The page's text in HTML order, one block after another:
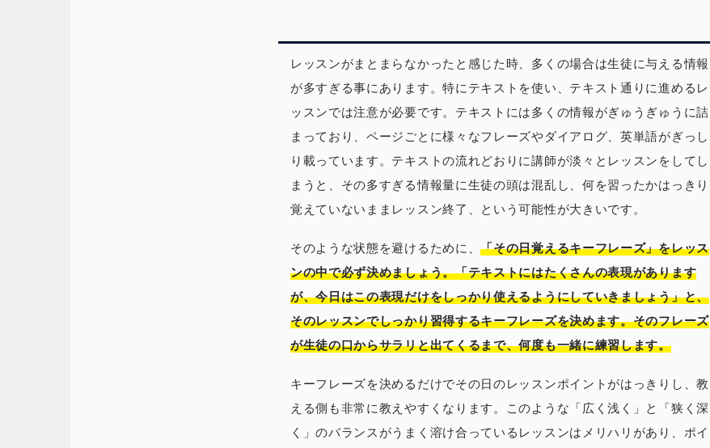
レッスンがまとまらなかったと感じた時、多くの場合は生徒に与える情報
が多すぎる事にあります。特にテキストを使い、テキスト通りに進めるレ
ッスンでは注意が必要です。テキストには多くの情報がぎゅうぎゅうに詰
まっており、ページごとに様々なフレーズやダイアログ、英単語がぎっし
り載っています。テキストの流れどおりに講師が淡々とレッスンをしてし
まうと、その多すぎる情報量に生徒の頭は混乱し、何を習ったかはっきり
覚えていないままレッスン終了、という可能性が大きいです。
そのような状態を避けるために、「その日覚えるキーフレーズ」をレッス
ンの中で必ず決めましょう。「テキストにはたくさんの表現があります
が、今日はこの表現だけをしっかり使えるようにしていきましょう」と、
そのレッスンでしっかり習得するキーフレーズを決めます。そのフレーズ
が生徒の口からサラリと出てくるまで、何度も一緒に練習します。
キーフレーズを決めるだけでその日のレッスンポイントがはっきりし、教
える側も非常に教えやすくなります。このような「広く浅く」と「狭く深
く」のバランスがうまく溶け合っているレッスンはメリハリがあり、ポイ